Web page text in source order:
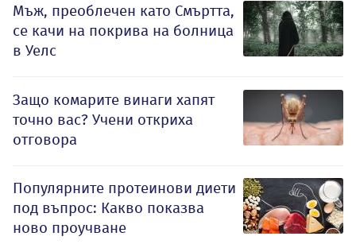
Мъж, преоблечен като Смъртта,
се качи на покрива на болница
в Уелс
Защо комарите винаги хапят
точно вас? Учени откриха
отговора
Популярните протеинови диети
под въпрос: Какво показва
ново проучване